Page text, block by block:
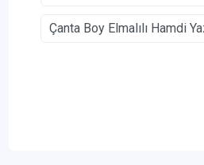
Çanta Boy Elmalılı Hamdi